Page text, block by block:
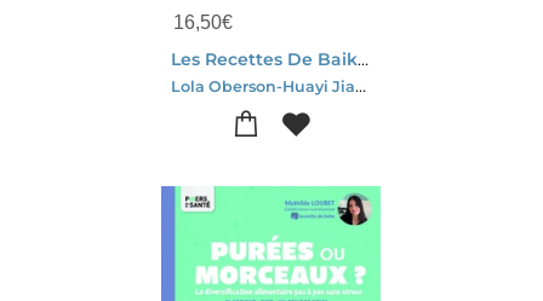
16,50€
Les Recettes De Baika : 16 Plats Du Monde A Cuisiner En Famille
Lola Oberson-Huayi Jiang